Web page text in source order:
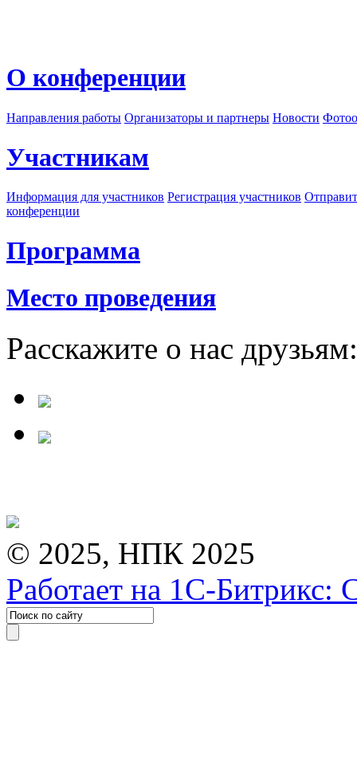
О конференции
Направления работы Организаторы и партнеры Новости
Участникам
Информация для участников Регистрация участников
конференции
Программа
Место проведения
Расскажите о нас друзьям:
© 2025, НПК 2025
Работает на 1С-Битрикс: